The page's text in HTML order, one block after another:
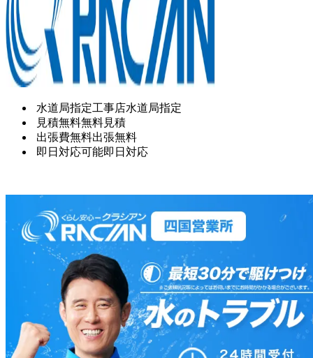
水道局指定工事店水道局指定
見積無料無料見積
出張費無料出張無料
即日対応可能即日対応